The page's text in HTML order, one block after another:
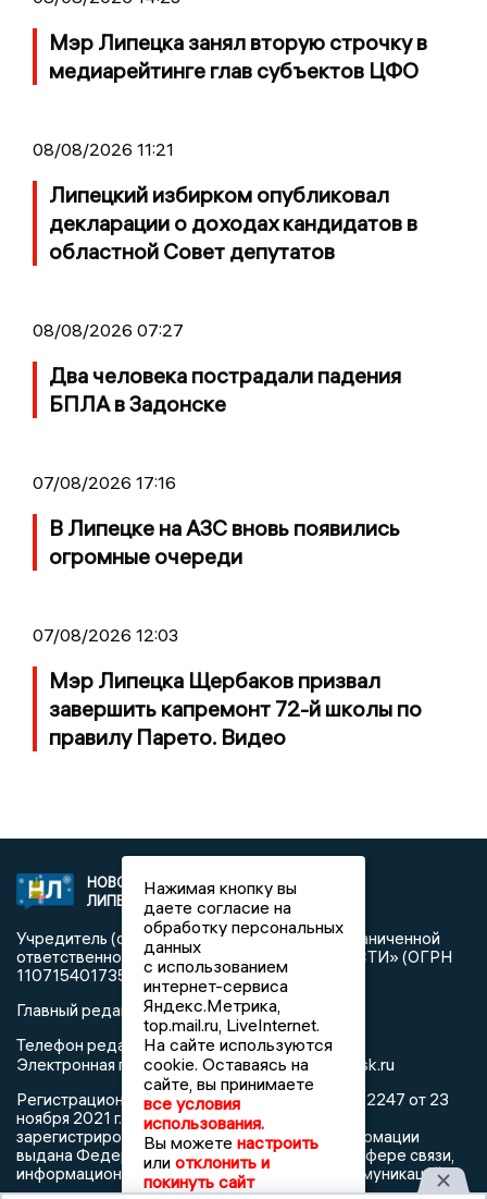
Мэр Липецка занял вторую строчку в
медиарейтинге глав субъектов ЦФО
08/08/2026 11:21
Липецкий избирком опубликовал
декларации о доходах кандидатов в
областной Совет депутатов
08/08/2026 07:27
Два человека пострадали падения
БПЛА в Задонске
07/08/2026 17:16
В Липецке на АЗС вновь появились
огромные очереди
07/08/2026 12:03
Мэр Липецка Щербаков призвал
завершить капремонт 72-й школы по
правилу Парето. Видео
НОВОСТИ
ЛИПЕЦКА
2021 © NEWSLIPETSK.RU | СИ
«Новости Липецка»
Учредитель (соучредители): Общество с ограниченной
ответственностью «РЕГИОНАЛЬНЫЕ НОВОСТИ» (ОГРН
1107154017354)
Главный редактор: Герцог Е.Г.
Телефон редакции: +7 903 699 9427
Электронная почта редакции:info@newslipetsk.ru
Регистрационный номер: серия Эл № ФС77-82247 от 23
ноября 2021 г. согласно выписке из реестра
зарегистрированных средств массовой информации
выдана Федеральной службой по надзору в сфере связи,
информационных технологий и массовых коммуникаций
Нажимая кнопку вы
даете согласие на
обработку персональных
данных
с использованием
интернет-сервиса
Яндекс.Метрика,
top.mail.ru, LiveInternet.
На сайте используются
cookie. Оставаясь на
сайте, вы принимаете
все условия
использования.
Вы можете настроить
или отклонить и
покинуть сайт